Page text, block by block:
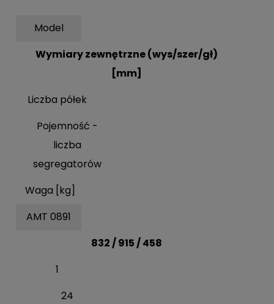
Model
Wymiary zewnętrzne (wys/szer/gł)
[mm]
Liczba półek
Pojemność -
liczba
segregatorów
Waga [kg]
AMT 0891
832 / 915 / 458
1
24